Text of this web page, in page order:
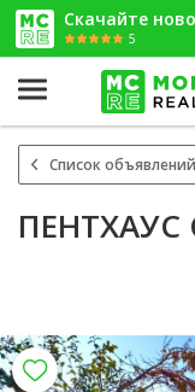
Скачайте
5
Список объявлений